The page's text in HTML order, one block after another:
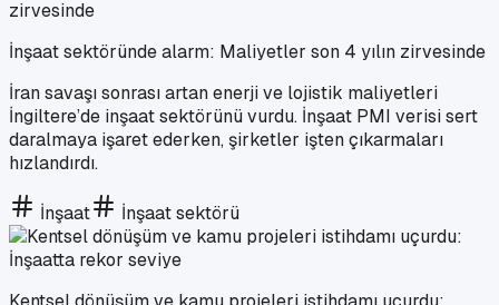
İnşaat sektöründe alarm: Maliyetler son 4 yılın zirvesinde
İran savaşı sonrası artan enerji ve lojistik maliyetleri
İngiltere’de inşaat sektörünü vurdu. İnşaat PMI verisi sert
daralmaya işaret ederken, şirketler işten çıkarmaları
hızlandırdı.
İnşaat İnşaat sektörü